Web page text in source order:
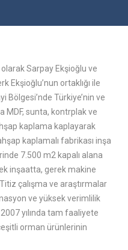
Sarpay Ekşioğlu ve
Ekşioğlu’nun ortaklığı ile
Bölgesi’nde Türkiye’nin ve
MDF, sunta, kontrplak ve
kaplama kaplayarak
kaplamalı fabrikası inşa
7.500 m2 kapalı alana
inşaatta, gerek makine
çalışma ve araştırmalar
ve yüksek verimlilik
yılında tam faaliyete
orman ürünlerinin